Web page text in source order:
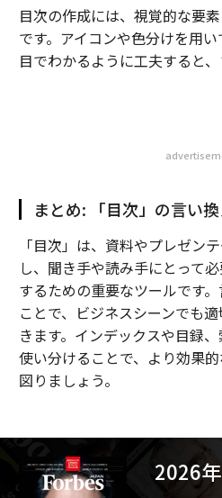
目次の作成には、視覚的な要
です。アイコンや色分けを用
目でわかるように工夫すると、
まとめ: 「目次」の言い
「目次」は、資料やプレゼン
し、聞き手や読み手にとって
するための重要なツールです
ことで、ビジネスシーンでも
きます。インデックスや目録
使い分けることで、より効果
図りましょう。
2026